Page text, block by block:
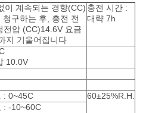
이 계속되는 경향(CC)
청구하는 후, 충전 전
전압 (CC)14.6V 요금
지 기울어집니다
충전 시간 :
대략 7h
10.0V
: 0~45C
60±25%R.H.
: -10~60C